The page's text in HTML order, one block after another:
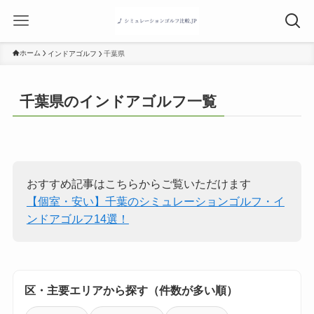
ホーム インドアゴルフ 千葉県
千葉県のインドアゴルフ一覧
おすすめ記事はこちらからご覧いただけます
【個室・安い】千葉のシミュレーションゴルフ・イ
ンドアゴルフ14選！
区・主要エリアから探す（件数が多い順）